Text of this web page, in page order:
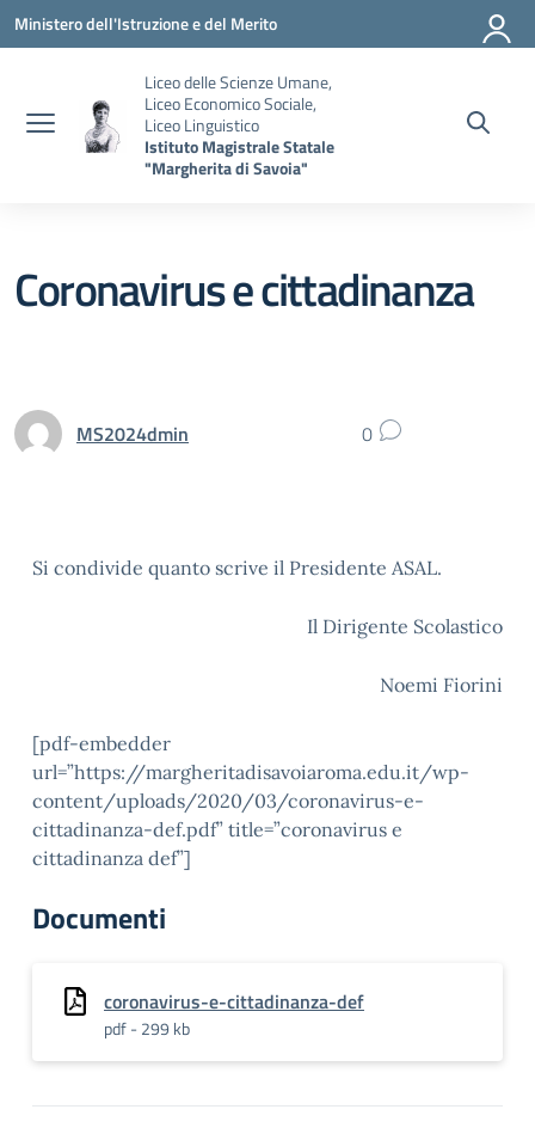
Vai ai contenuti
Vai al menu di navigazione
Vai al footer
Ministero dell'Istruzione e del Merito
Liceo delle Scienze Umane,
Liceo Economico Sociale,
Liceo Linguistico
Istituto Magistrale Statale
"Margherita di Savoia"
Coronavirus e cittadinanza
MS2024dmin 0
Si condivide quanto scrive il Presidente ASAL.
Il Dirigente Scolastico
Noemi Fiorini
[pdf-embedder
url=”https://margheritadisavoiaroma.edu.it/wp-
content/uploads/2020/03/coronavirus-e-
cittadinanza-def.pdf” title=”coronavirus e
cittadinanza def”]
Documenti
coronavirus-e-cittadinanza-def
pdf - 299 kb